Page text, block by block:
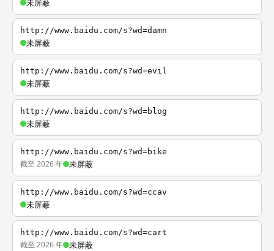
未屏蔽
http://www.baidu.com/s?wd=damn
未屏蔽
http://www.baidu.com/s?wd=evil
未屏蔽
http://www.baidu.com/s?wd=blog
未屏蔽
http://www.baidu.com/s?wd=bike
截至 2026 年 未屏蔽
http://www.baidu.com/s?wd=ccav
未屏蔽
http://www.baidu.com/s?wd=cart
截至 2026 年 未屏蔽